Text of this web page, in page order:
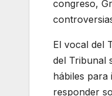
congreso,
El vocal del
del Tribunal
hábiles
responder